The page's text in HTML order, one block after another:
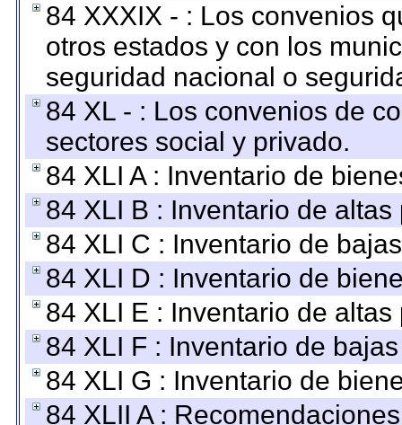
84 XXXIX - : Los convenios
otros estados y con los
seguridad nacional o
84 XL - : Los convenios de
sectores social y privado.
84 XLI A : Inventario de
84 XLI B : Inventario de
84 XLI C : Inventario de
84 XLI D : Inventario de
84 XLI E : Inventario de
84 XLI F : Inventario de
84 XLI G : Inventario de
84 XLII A :